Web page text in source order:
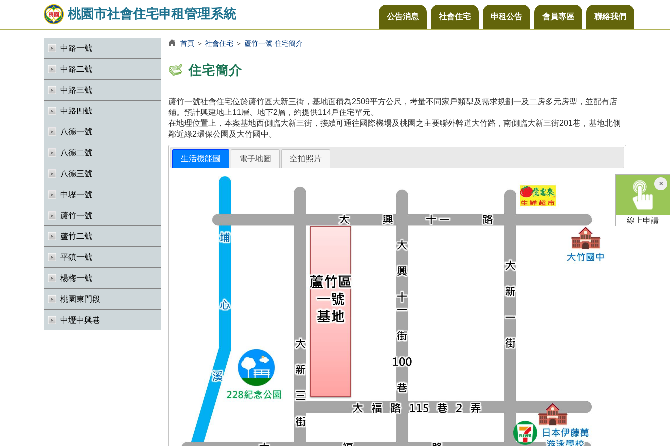
桃園市社會住宅申租管理系統 公告消息 社會住宅 申租公告 會員專區 聯絡我們
中路一號
中路二號
中路三號
中路四號
八德一號
八德二號
八德三號
中壢一號
蘆竹一號
蘆竹二號
平鎮一號
楊梅一號
桃園東門段
中壢中興巷
首頁＞ 社會住宅＞ 蘆竹一號-住宅簡介
住宅簡介
蘆竹一號社會住宅位於蘆竹區大新三街，基地面積為2509平方公尺，考量不同家戶類型及需求規劃一及二房多元房型，並配有店
鋪。預計興建地上11層、地下2層，約提供114戶住宅單元。
在地理位置上，本案基地西側臨大新三街，接續可通往國際機場及桃園之主要聯外幹道大竹路，南側臨大新三街201巷，基地北側
鄰近綠2環保公園及大竹國中。
生活機能圖 電子地圖 空拍照片
×關
閉
線上申請